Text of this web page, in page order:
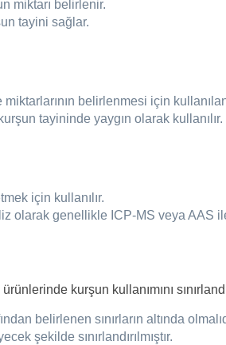
miktarı belirlenir.
tayini sağlar.
belirlenmesi için
tayininde yaygın olarak kullanılır.
için kullanılır.
olarak genellikle ICP-MS veya AAS
kurşun kullanımını
belirlenen sınırların altında
şekilde sınırlandırılmıştır.